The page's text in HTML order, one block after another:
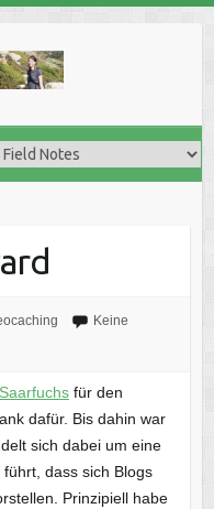
Keine
Saarfuchsfür den
dafür. Bis dahin war
sich dabei um eine
dass sich Blogs
Prinzipiell habe